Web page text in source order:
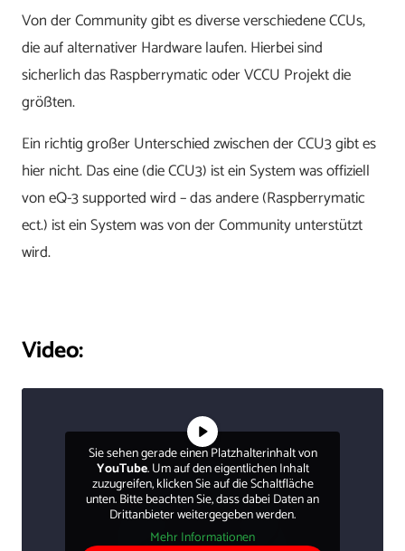
Von der Community gibt es diverse verschiedene CCUs,
die auf alternativer Hardware laufen. Hierbei sind
sicherlich das Raspberrymatic oder VCCU Projekt die
größten.
Ein richtig großer Unterschied zwischen der CCU3 gibt es
hier nicht. Das eine (die CCU3) ist ein System was offiziell
von eQ-3 supported wird – das andere (Raspberrymatic
ect.) ist ein System was von der Community unterstützt
wird.
Video:
Sie sehen gerade einen Platzhalterinhalt von
YouTube. Um auf den eigentlichen Inhalt
zuzugreifen, klicken Sie auf die Schaltfläche
unten. Bitte beachten Sie, dass dabei Daten an
Drittanbieter weitergegeben werden.
Mehr Informationen